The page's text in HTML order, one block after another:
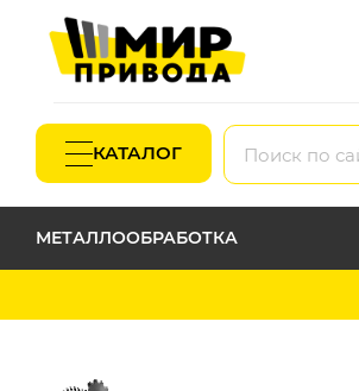
КАТАЛОГ
МЕТАЛЛООБРАБОТКА